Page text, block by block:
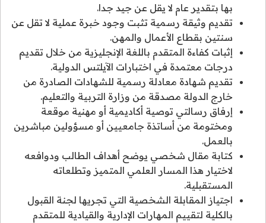
بها بتقدير عام لا يقل عن جيد جدا.
تقديم وثيقة رسمية تثبت وجود خبرة عملية لا تقل عن
سنتين بقطاع الأعمال والمهن.
إثبات كفاءة المتقدم باللغة الإنجليزية من خلال تقديم
درجات معتمدة في اختبارات الآيلتس الدولية.
تقديم شهادة معادلة رسمية للشهادات الصادرة من
خارج الدولة مصدقة من وزارة التربية والتعليم.
إرفاق رسالتي توصية أكاديمية أو مهنية موقعة
ومختومة من أساتذة جامعيين أو مسؤولين مباشرين
بالعمل.
كتابة مقال شخصي يوضح أهداف الطالب ودوافعه
لاختيار هذا المسار العلمي المتميز وتطلعاته
المستقبلية.
اجتياز المقابلة الشخصية التي تجريها لجنة القبول
بالكلية لتقييم المهارات الإدارية والقيادية للمتقدم